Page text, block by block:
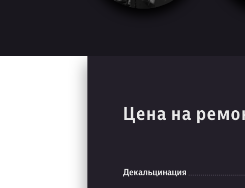
Цена на
Декальцинация